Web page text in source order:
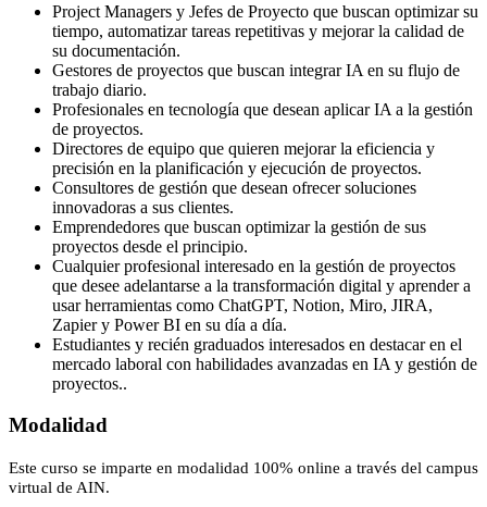
Project Managers y Jefes de Proyecto que buscan optimizar su
tiempo, automatizar tareas repetitivas y mejorar la calidad de
su documentación.
Gestores de proyectos que buscan integrar IA en su flujo de
trabajo diario.
Profesionales en tecnología que desean aplicar IA a la gestión
de proyectos.
Directores de equipo que quieren mejorar la eficiencia y
precisión en la planificación y ejecución de proyectos.
Consultores de gestión que desean ofrecer soluciones
innovadoras a sus clientes.
Emprendedores que buscan optimizar la gestión de sus
proyectos desde el principio.
Cualquier profesional interesado en la gestión de proyectos
que desee adelantarse a la transformación digital y aprender a
usar herramientas como ChatGPT, Notion, Miro, JIRA,
Zapier y Power BI en su día a día.
Estudiantes y recién graduados interesados en destacar en el
mercado laboral con habilidades avanzadas en IA y gestión de
proyectos..
Modalidad
Este curso se imparte en modalidad 100% online a través del campus
virtual de AIN.